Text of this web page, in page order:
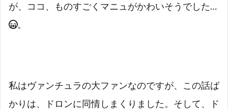
が、ココ、ものすごくマニュがかわいそうでした…
。
私はヴァンチュラの大ファンなのですが、この話ば
かりは、ドロンに同情しまくりました。そして、ド